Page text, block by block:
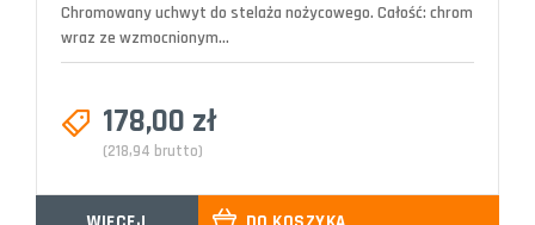
Chromowany uchwyt do stelaża nożycowego. Całość: chrom
wraz ze wzmocnionym...
178,00 zł
(218,94 brutto)